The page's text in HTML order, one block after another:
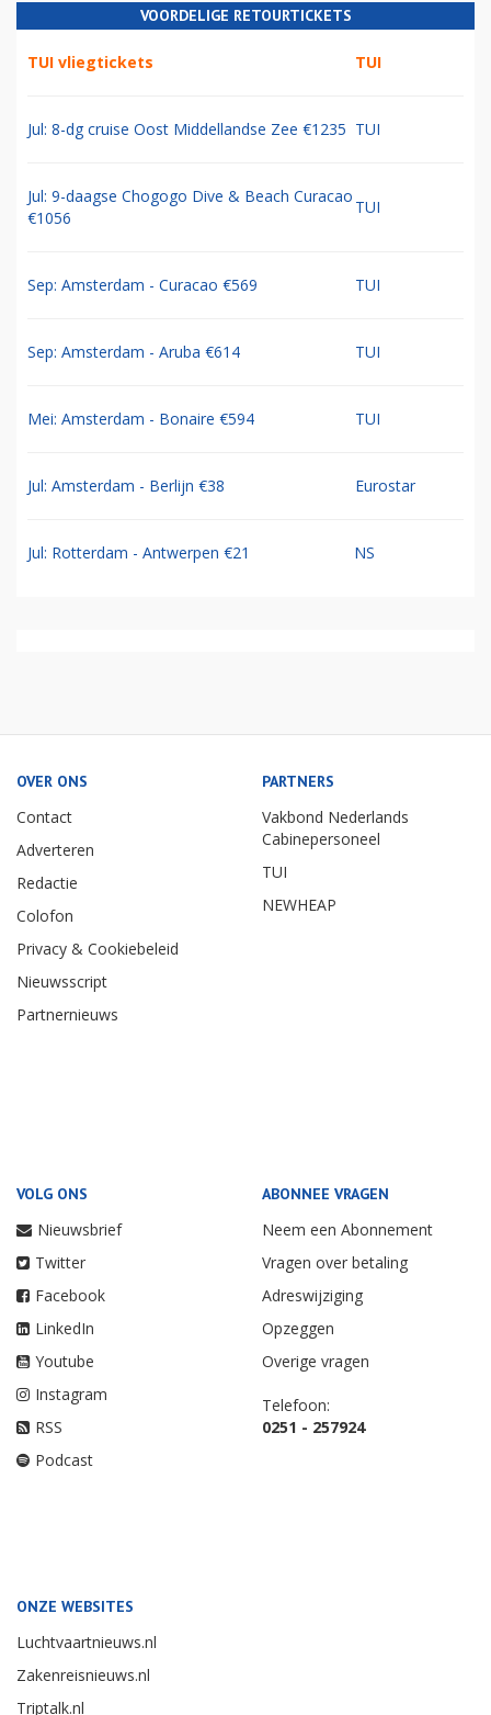
VOORDELIGE RETOURTICKETS
TUI vliegtickets TUI
Jul: 8-dg cruise Oost Middellandse Zee €1235 TUI
Jul: 9-daagse Chogogo Dive & Beach Curacao
€1056
TUI
Sep: Amsterdam - Curacao €569 TUI
Sep: Amsterdam - Aruba €614 TUI
Mei: Amsterdam - Bonaire €594 TUI
Jul: Amsterdam - Berlijn €38 Eurostar
Jul: Rotterdam - Antwerpen €21 NS
OVER ONS
Contact
Adverteren
Redactie
Colofon
Privacy & Cookiebeleid
Nieuwsscript
Partnernieuws
PARTNERS
Vakbond Nederlands
Cabinepersoneel
TUI
NEWHEAP
VOLG ONS
Nieuwsbrief
Twitter
Facebook
LinkedIn
Youtube
Instagram
RSS
Podcast
ABONNEE VRAGEN
Neem een Abonnement
Vragen over betaling
Adreswijziging
Opzeggen
Overige vragen
Telefoon:
0251 - 257924
ONZE WEBSITES
Luchtvaartnieuws.nl
Zakenreisnieuws.nl
Triptalk.nl